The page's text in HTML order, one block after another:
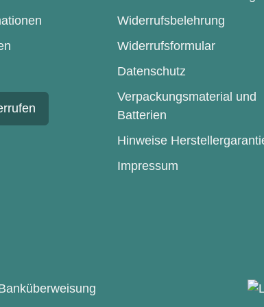
Widerrufsbelehrung
Widerrufsformular
Datenschutz
Verpackungsmaterial und
Batterien
Hinweise
Impressum